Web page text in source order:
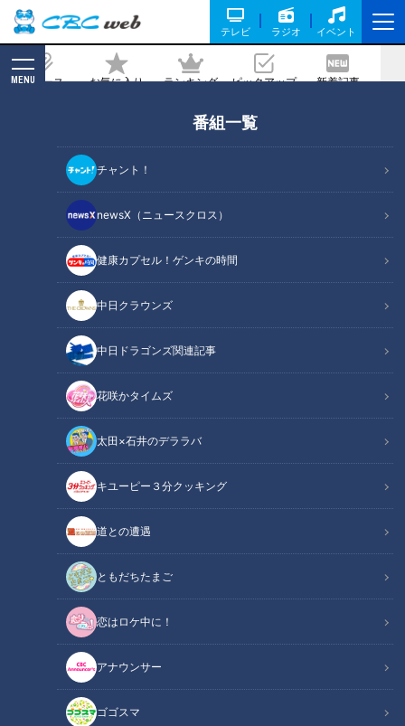
テレビ ラジオ イベント
ニュース お気に入り ランキング ピックアップ 新着記事
MENU
番組一覧
チャント！
newsX（ニュースクロス）
健康カプセル！ゲンキの時間
中日クラウンズ
中日ドラゴンズ関連記事
花咲かタイムズ
太田×石井のデララバ
キユーピー３分クッキング
道との遭遇
ともだちたまご
恋はロケ中に！
アナウンサー
ゴゴスマ
いる謎の道を探索＆調査！
2026/05/12 17:05
道との遭遇
「道との遭遇」動画
番組OAから、道の映像と道マニアの声を中心に
YouTube用に再編集してお届け！
声は道マニア・橋本貴志さん、石井良依さんです！
『歩道・車道バラエティ 道との遭遇』は
CBCテレビ 毎週火曜23:56～
★見逃し配信【TVer】